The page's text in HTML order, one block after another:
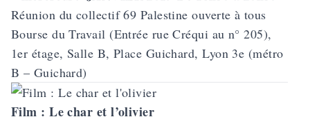
Réunion du collectif 69 Palestine ouverte à tous
Bourse du Travail (Entrée rue Créqui au n° 205),
1er étage, Salle B, Place Guichard, Lyon 3e (métro
B – Guichard)
Film : Le char et l’olivier